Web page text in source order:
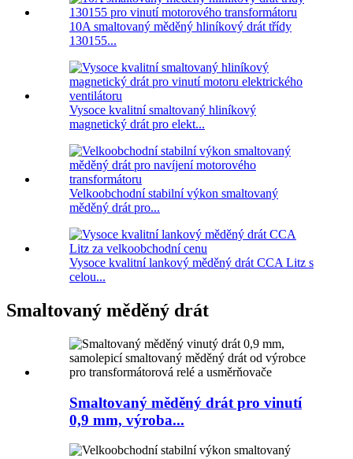
10A smaltovaný měděný hliníkový drát třídy
130155...
Vysoce kvalitní smaltovaný hliníkový
magnetický drát pro elekt...
Velkoobchodní stabilní výkon smaltovaný
měděný drát pro...
Vysoce kvalitní lankový měděný drát CCA Litz s
celou...
Smaltovaný měděný drát
Smaltovaný měděný drát pro vinutí
0,9 mm, výroba...